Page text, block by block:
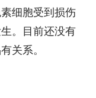
细胞受到损伤
。目前还没有
关系。